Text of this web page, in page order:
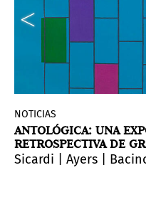
la artista de
lo que se llamó
NOTICIAS
ANTOLÓGICA: UNA
RETROSPECTIVA DE
Sicardi | Ayers |